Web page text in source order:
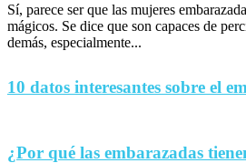
Sí, parece ser que las mujeres
mágicos. Se dice que son capaces de
demás, especialmente...
10 datos interesantes sobre el
¿Por qué las embarazadas